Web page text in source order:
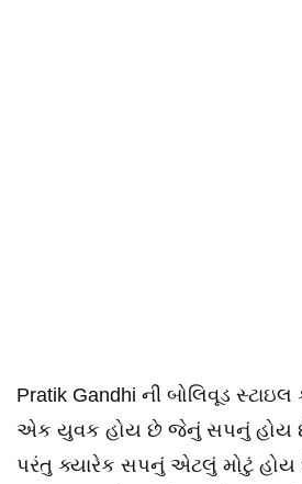
Pratik Gandhi ની બોલિવૂડ
એક યુવક હોય છે જેનું સપનું હોય છે
પરંતુ ક્યારેક સપનું એટલું મોટું હોય